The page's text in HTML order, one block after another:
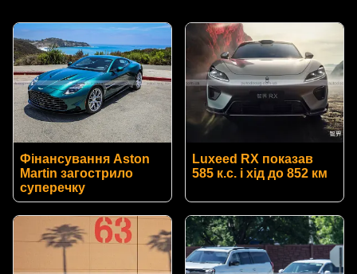
Фінансування Aston
Martin загострило
суперечку
Luxeed RX показав
585 к.с. і хід до 852 км